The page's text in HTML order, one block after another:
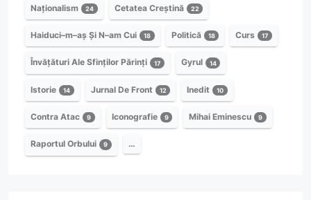
Naționalism 24 Cetatea Creștină 22
Haiduci–m–aș Și N–am Cui 18 Politică 18 Curs 17
Învățături Ale Sfinților Părinți 17 Gyrul 14
Istorie 14 Jurnal De Front 12 Inedit 10
Contra Atac 9 Iconografie 9 Mihai Eminescu 9
Raportul Orbului 9 …